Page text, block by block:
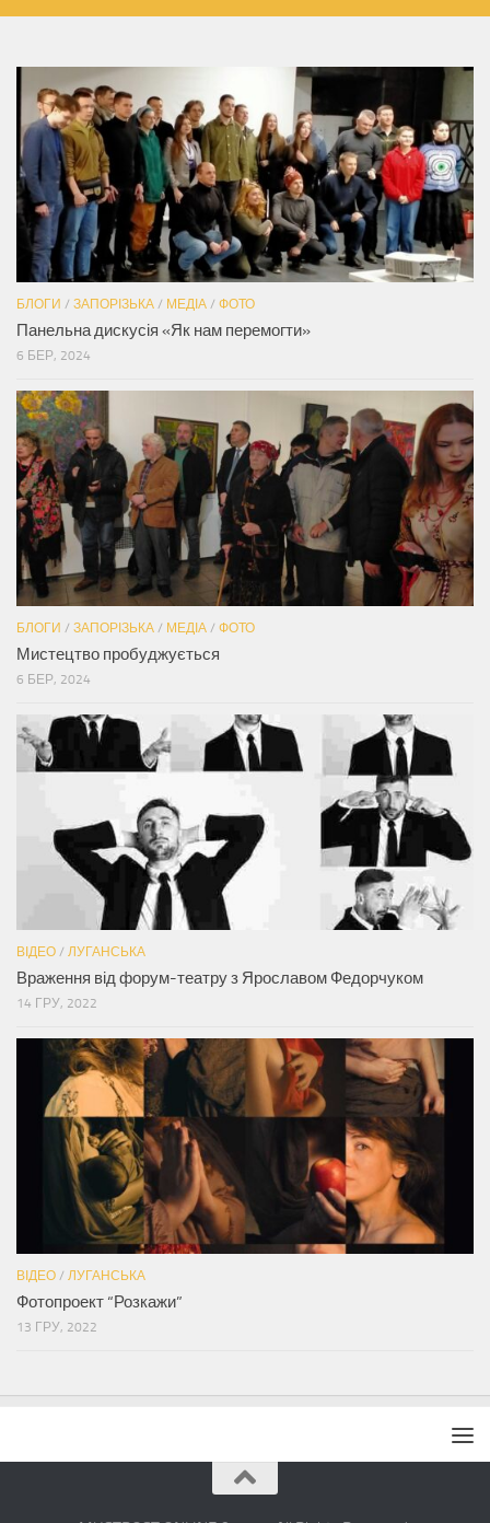
БЛОГИ / ЗАПОРІЗЬКА / МЕДІА / ФОТО
Панельна дискусія «Як нам перемогти»
6 БЕР, 2024
БЛОГИ / ЗАПОРІЗЬКА / МЕДІА / ФОТО
Мистецтво пробуджується
6 БЕР, 2024
ВІДЕО / ЛУГАНСЬКА
Враження від форум-театру з Ярославом Федорчуком
14 ГРУ, 2022
ВІДЕО / ЛУГАНСЬКА
Фотопроект “Розкажи”
13 ГРУ, 2022